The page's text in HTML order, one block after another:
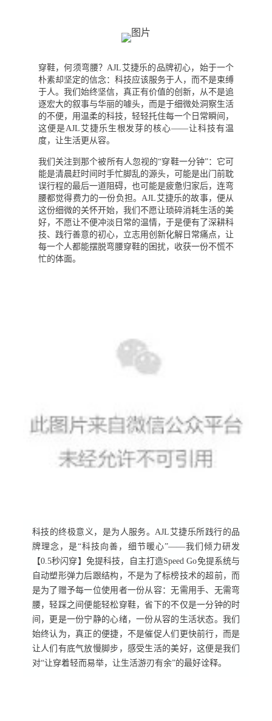
穿鞋，何须弯腰？AJL艾捷乐的品牌初心，始于一个
朴素却坚定的信念：科技应该服务于人，而不是束缚
于人。我们始终坚信，真正有价值的创新，从不是追
逐宏大的叙事与华丽的噱头，而是于细微处洞察生活
的不便，用温柔的科技，轻轻托住每一个日常瞬间，
这便是AJL艾捷乐生根发芽的核心——让科技有温
度，让生活更从容。
我们关注到那个被所有人忽视的“穿鞋一分钟”：它可
能是清晨赶时间时手忙脚乱的源头，可能是出门前耽
误行程的最后一道阻碍，也可能是疲惫归家后，连弯
腰都觉得费力的一份负担。AJL艾捷乐的故事，便从
这份细微的关怀开始，我们不愿让琐碎消耗生活的美
好，不愿让不便冲淡日常的温情，于是便有了深耕科
技、践行善意的初心，立志用创新化解日常痛点，让
每一个人都能摆脱弯腰穿鞋的困扰，收获一份不慌不
忙的体面。
科技的终极意义，是为人服务。AJL艾捷乐所践行的品
牌理念，是“科技向善，细节暖心”——我们倾力研发
【0.5秒闪穿】免提科技，自主打造Speed Go免提系统与
自动塑形弹力后跟结构，不是为了标榜技术的超前，而
是为了赠予每一位使用者一份从容：无需用手、无需弯
腰，轻踩之间便能轻松穿鞋，省下的不仅是一分钟的时
间，更是一份宁静的心绪，一份从容的生活状态。我们
始终认为，真正的便捷，不是催促人们更快前行，而是
让人们有底气放慢脚步，感受生活的美好，这便是我们
对“让穿着轻而易举，让生活游刃有余”的最好诠释。